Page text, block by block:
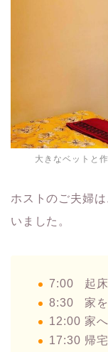
大きなベットと
ホストのご夫婦
いました。
7:00 起床
8:30 家を
12:00 家
17:30 帰